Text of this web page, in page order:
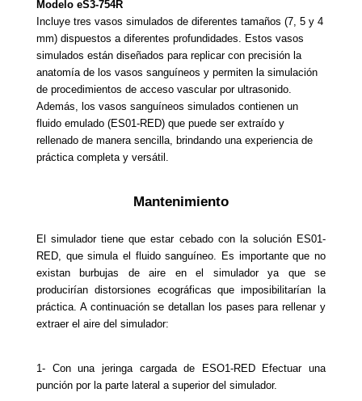
Modelo eS3-754R
Incluye tres vasos simulados de diferentes tamaños (7, 5 y 4
mm) dispuestos a diferentes profundidades. Estos vasos
simulados están diseñados para replicar con precisión la
anatomía de los vasos sanguíneos y permiten la simulación
de procedimientos de acceso vascular por ultrasonido.
Además, los vasos sanguíneos simulados contienen un
fluido emulado (ES01-RED) que puede ser extraído y
rellenado de manera sencilla, brindando una experiencia de
práctica completa y versátil.
Mantenimiento
El simulador tiene que estar cebado con la solución ES01-
RED, que simula el fluido sanguíneo. Es importante que no
existan burbujas de aire en el simulador ya que se
producirían distorsiones ecográficas que imposibilitarían la
práctica. A continuación se detallan los pases para rellenar y
extraer el aire del simulador:
1- Con una jeringa cargada de ESO1-RED Efectuar una
punción por la parte lateral a superior del simulador.